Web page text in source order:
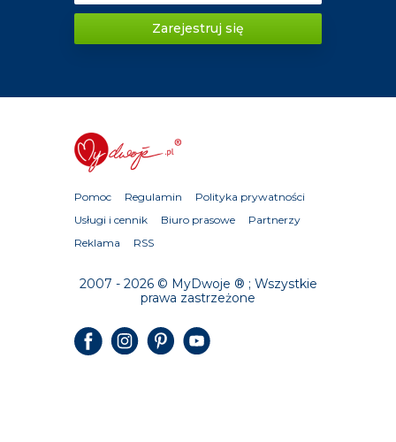
Zarejestruj się
Pomoc Regulamin
Polityka prywatności
Usługi i cennik
Biuro prasowe
Partnerzy
Reklama
RSS
2007 - 2026 © MyDwoje ® ; Wszystkie
prawa zastrzeżone